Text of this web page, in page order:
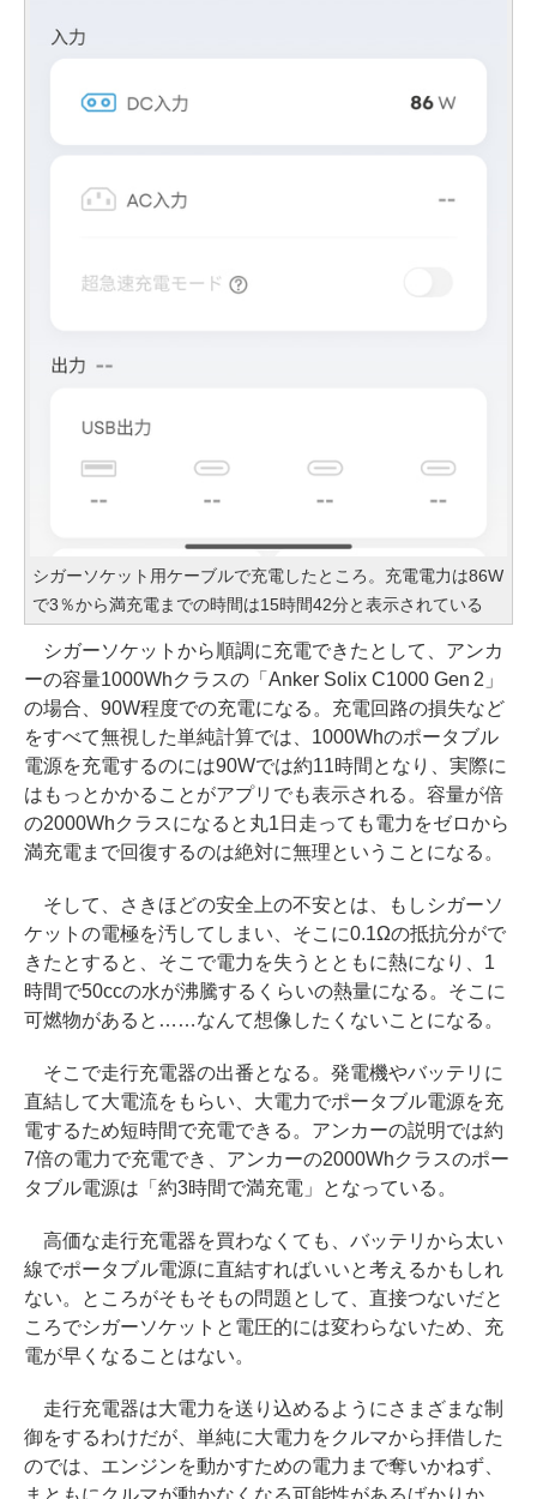
シガーソケット用ケーブルで充電したところ。充電電力は86W
で3％から満充電までの時間は15時間42分と表示されている
シガーソケットから順調に充電できたとして、アンカ
ーの容量1000Whクラスの「Anker Solix C1000 Gen 2」
の場合、90W程度での充電になる。充電回路の損失など
をすべて無視した単純計算では、1000Whのポータブル
電源を充電するのには90Wでは約11時間となり、実際に
はもっとかかることがアプリでも表示される。容量が倍
の2000Whクラスになると丸1日走っても電力をゼロから
満充電まで回復するのは絶対に無理ということになる。
そして、さきほどの安全上の不安とは、もしシガーソ
ケットの電極を汚してしまい、そこに0.1Ωの抵抗分がで
きたとすると、そこで電力を失うとともに熱になり、1
時間で50ccの水が沸騰するくらいの熱量になる。そこに
可燃物があると……なんて想像したくないことになる。
そこで走行充電器の出番となる。発電機やバッテリに
直結して大電流をもらい、大電力でポータブル電源を充
電するため短時間で充電できる。アンカーの説明では約
7倍の電力で充電でき、アンカーの2000Whクラスのポー
タブル電源は「約3時間で満充電」となっている。
高価な走行充電器を買わなくても、バッテリから太い
線でポータブル電源に直結すればいいと考えるかもしれ
ない。ところがそもそもの問題として、直接つないだと
ころでシガーソケットと電圧的には変わらないため、充
電が早くなることはない。
走行充電器は大電力を送り込めるようにさまざまな制
御をするわけだが、単純に大電力をクルマから拝借した
のでは、エンジンを動かすための電力まで奪いかねず、
まともにクルマが動かなくなる可能性があるばかりか、